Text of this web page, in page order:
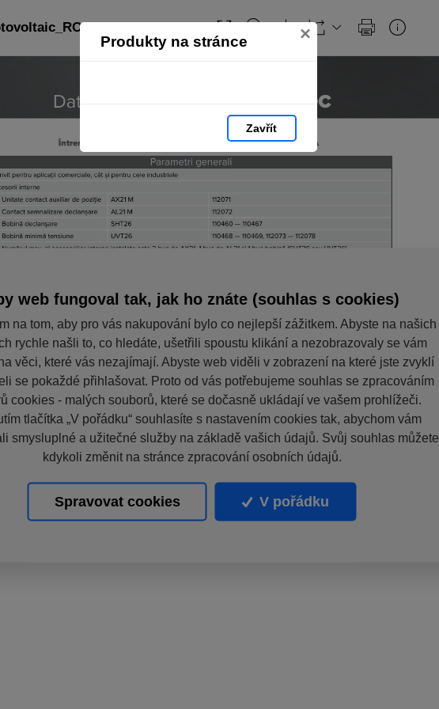
Produkty na stránce ×
Zavřít
strana 224
web fungoval tak, jak ho znáte (souhlas s cookies)
na tom, aby pro vás nakupování bylo co nejlepší zážitkem. Abyste na našich
rychle našli to, co hledáte, ušetřili spoustu klikání a nezobrazovaly se vám
věci, které vás nezajímají. Abyste web viděli v zobrazení na které jste zvyklí
se pokaždé přihlašovat. Proto od vás potřebujeme souhlas se zpracováním
cookies - malých souborů, které se dočasně ukládají ve vašem prohlížeči.
tlačítka „V pořádku“ souhlasíte s nastavením cookies tak, abychom vám
smysluplné a užitečné služby na základě vašich údajů. Svůj souhlas můžete
kdykoli změnit na stránce zpracování osobních údajů.
Spravovat cookies V pořádku